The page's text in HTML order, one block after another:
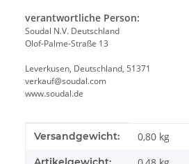
verantwortliche Person:
Soudal N.V. Deutschland
Olof-Palme-Straße 13
Leverkusen, Deutschland, 51371
verkauf@soudal.com
www.soudal.de
Produkteigenschaft
Wert
Versandgewicht: 0,80 kg